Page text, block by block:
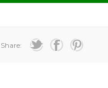
Share: